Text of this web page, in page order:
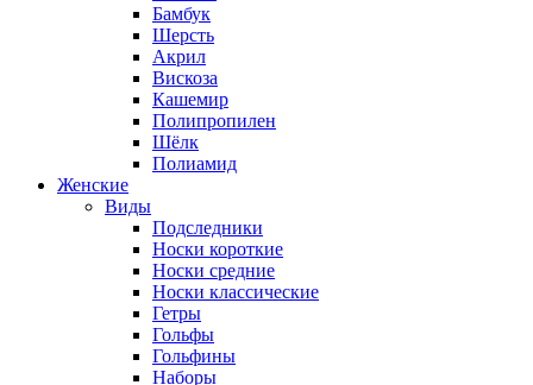
Бамбук
Шерсть
Акрил
Вискоза
Кашемир
Полипропилен
Шёлк
Полиамид
Женские
Виды
Подследники
Носки короткие
Носки средние
Носки классические
Гетры
Гольфы
Гольфины
Наборы